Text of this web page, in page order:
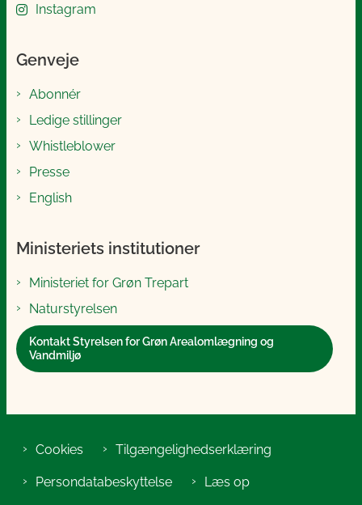
Instagram
Genveje
Abonnér
Ledige stillinger
Whistleblower
Presse
English
Ministeriets institutioner
Ministeriet for Grøn Trepart
Naturstyrelsen
Kontakt Styrelsen for Grøn Arealomlægning og
Vandmiljø
Cookies Tilgængelighedserklæring
Persondatabeskyttelse Læs op